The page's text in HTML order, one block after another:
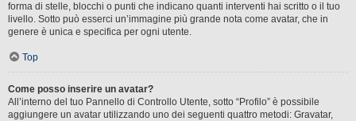
forma di stelle, blocchi o punti che indicano quanti interventi hai scritto o il tuo
livello. Sotto può esserci un’immagine più grande nota come avatar, che in
genere è unica e specifica per ogni utente.
Top
Come posso inserire un avatar?
All’interno del tuo Pannello di Controllo Utente, sotto “Profilo” è possibile
aggiungere un avatar utilizzando uno dei seguenti quattro metodi: Gravatar,